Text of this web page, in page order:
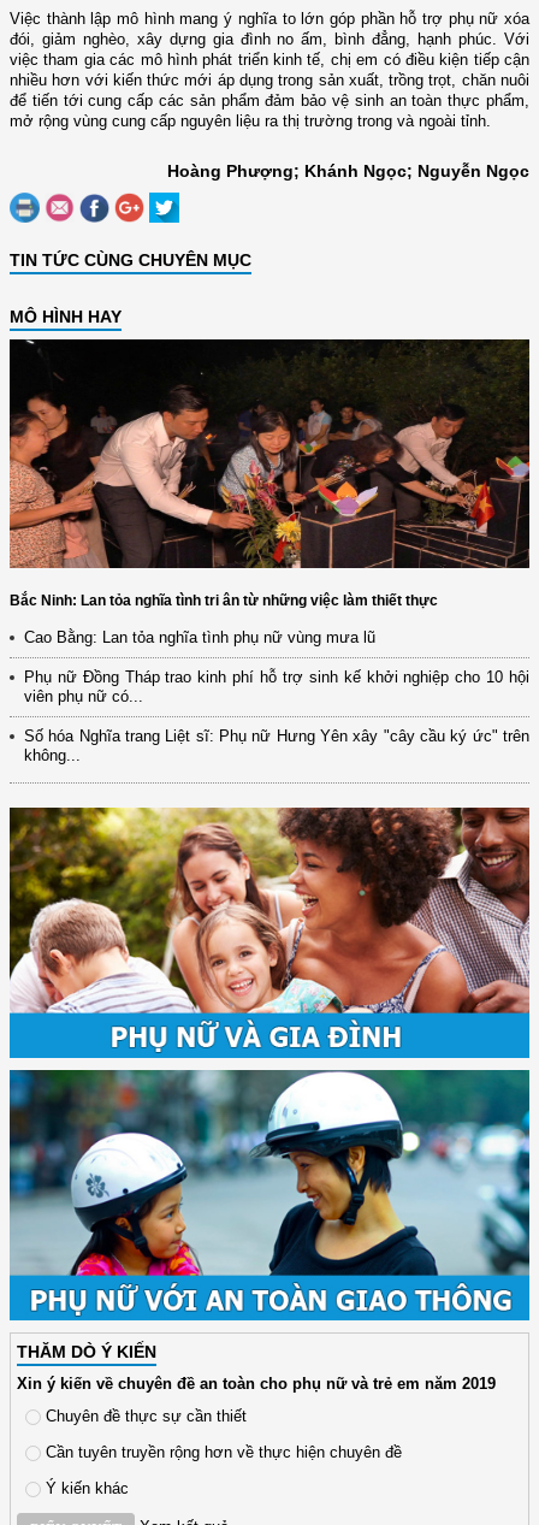
Việc thành lập mô hình mang ý nghĩa to lớn góp phần hỗ trợ phụ nữ xóa
đói, giảm nghèo, xây dựng gia đình no ấm, bình đẳng, hạnh phúc. Với
việc tham gia các mô hình phát triển kinh tế, chị em có điều kiện tiếp cận
nhiều hơn với kiến thức mới áp dụng trong sản xuất, trồng trọt, chăn nuôi
để tiến tới cung cấp các sản phẩm đảm bảo vệ sinh an toàn thực phẩm,
mở rộng vùng cung cấp nguyên liệu ra thị trường trong và ngoài tỉnh.
Hoàng Phượng; Khánh Ngọc; Nguyễn Ngọc
TIN TỨC CÙNG CHUYÊN MỤC
MÔ HÌNH HAY
Bắc Ninh: Lan tỏa nghĩa tình tri ân từ những việc làm thiết thực
Cao Bằng: Lan tỏa nghĩa tình phụ nữ vùng mưa lũ
Phụ nữ Đồng Tháp trao kinh phí hỗ trợ sinh kế khởi nghiệp cho 10 hội
viên phụ nữ có...
Số hóa Nghĩa trang Liệt sĩ: Phụ nữ Hưng Yên xây "cây cầu ký ức" trên
không...
THĂM DÒ Ý KIẾN
Xin ý kiến về chuyên đề an toàn cho phụ nữ và trẻ em năm 2019
Chuyên đề thực sự cần thiết
Cần tuyên truyền rộng hơn về thực hiện chuyên đề
Ý kiến khác